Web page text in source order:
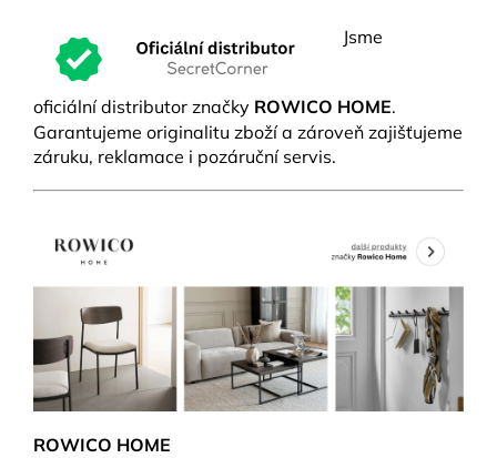
Jsme
oficiální distributor značky ROWICO HOME.
Garantujeme originalitu zboží a zároveň zajišťujeme
záruku, reklamace i pozáruční servis.
ROWICO HOME